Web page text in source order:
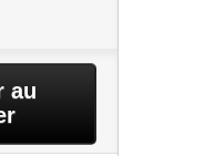
au